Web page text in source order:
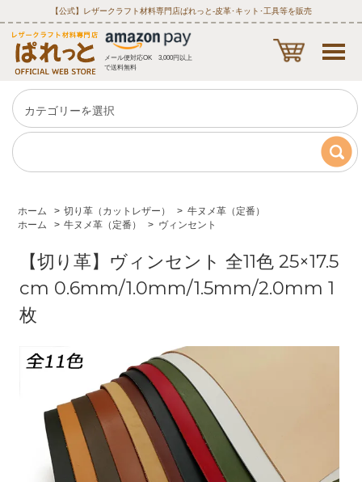
【公式】レザークラフト材料専門店ぱれっと‐皮革･キット･工具等を販売
メール便対応OK 3,000円以上
で送料無料
ホーム > 切り革（カットレザー） > 牛ヌメ革（定番）
ホーム
> 牛ヌメ革（定番） > ヴィンセント
【切り革】ヴィンセント 全11色 25×17.5
cm 0.6mm/1.0mm/1.5mm/2.0mm 1
枚